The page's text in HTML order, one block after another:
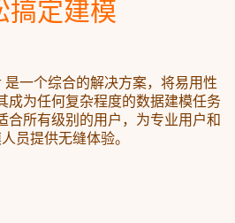
搞定建模
一个综合的解决方案，将易用性
成为任何复杂程度的数据建模任务
合所有级别的用户，为专业用户和
员提供无缝体验。